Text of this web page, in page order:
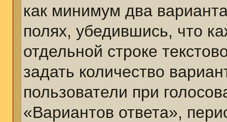
как минимум два
полях, убедившись, что
отдельной строке
задать количество
пользователи при
«Вариантов ответа»,